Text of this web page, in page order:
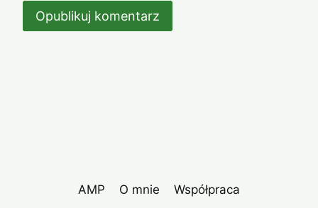
AMP O mnie
Współpraca